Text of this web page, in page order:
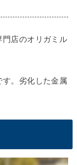
門店のオリガミル
。劣化した金属